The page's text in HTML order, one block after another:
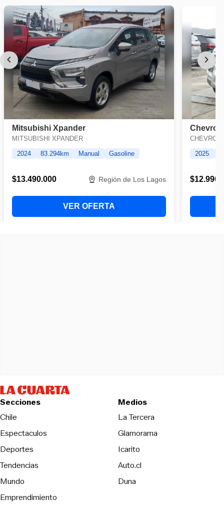
Secciones
Chile
Espectaculos
Deportes
Tendencias
Mundo
Emprendimiento
Medios
La TerceraOpens in new
Glamorama
Icarito
Auto.cl
DunaOpens in new window